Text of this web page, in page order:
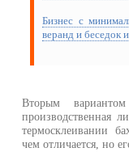
Бизнес с
веранд и беседок
Вторым
производственная
термосклеивании
чем отличается, но